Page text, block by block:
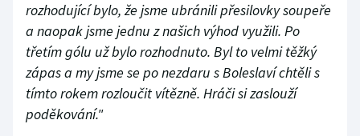
rozhodující bylo, že jsme ubránili přesilovky soupeře
a naopak jsme jednu z našich výhod využili. Po
třetím gólu už bylo rozhodnuto. Byl to velmi těžký
zápas a my jsme se po nezdaru s Boleslaví chtěli s
tímto rokem rozloučit vítězně. Hráči si zaslouží
poděkování."